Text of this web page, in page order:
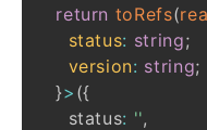
return toRefs(
    status
: string;
    version
: string;
}> ({
    status
: '',